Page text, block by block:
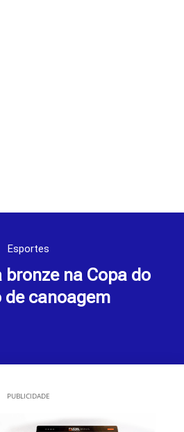
Esportes
bronze na Copa do
de canoagem
PUBLICIDADE